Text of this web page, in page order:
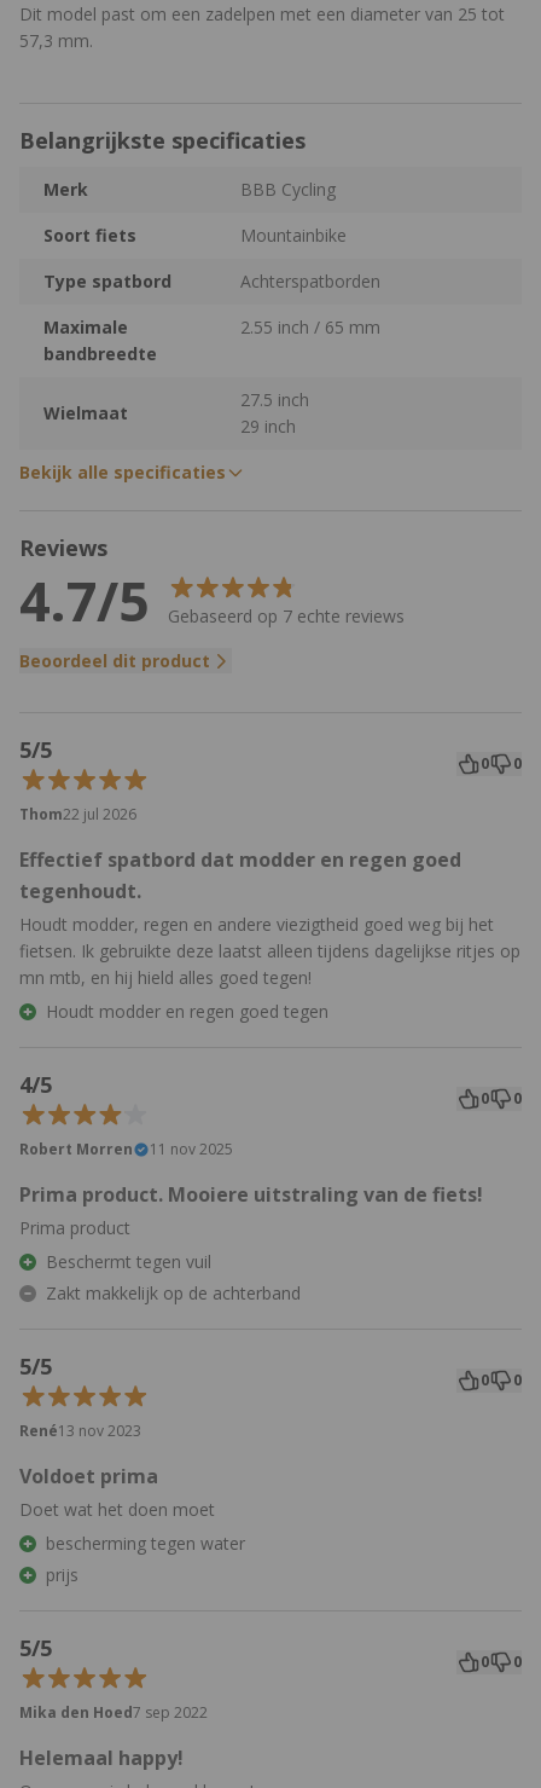
Dit model past om een zadelpen met een diameter van 25 tot
57,3 mm.
Belangrijkste specificaties
Merk
BBB Cycling
Soort fiets
Mountainbike
Type spatbord
Achterspatborden
Maximale
bandbreedte
2.55 inch / 65 mm
Wielmaat
27.5 inch
29 inch
Bekijk alle specificaties
Reviews
4.7/5
Gebaseerd op 7 echte reviews
Beoordeel dit product
5/5 0 0
Thom22 jul 2026
Effectief spatbord dat modder en regen goed
tegenhoudt.
Houdt modder, regen en andere viezigtheid goed weg bij het
fietsen. Ik gebruikte deze laatst alleen tijdens dagelijkse ritjes op
mn mtb, en hij hield alles goed tegen!
Houdt modder en regen goed tegen
4/5 0 0
Robert Morren 11 nov 2025
Prima product. Mooiere uitstraling van de fiets!
Prima product
Beschermt tegen vuil
Zakt makkelijk op de achterband
5/5 0 0
René13 nov 2023
Voldoet prima
Doet wat het doen moet
bescherming tegen water
prijs
5/5 0 0
Mika den Hoed7 sep 2022
Helemaal happy!